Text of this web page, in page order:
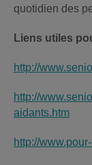
quotidien des
Liens utiles
http://
http://
aidants.htm
http://